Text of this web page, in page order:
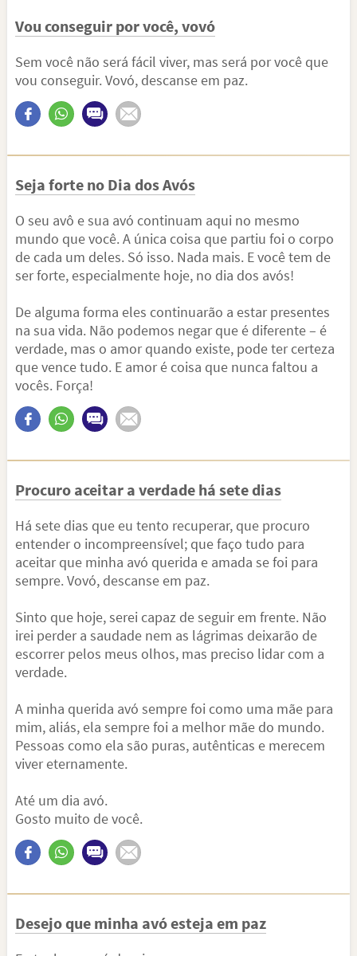
Vou conseguir por você, vovó
Sem você não será fácil viver, mas será por você que
vou conseguir. Vovó, descanse em paz.
Seja forte no Dia dos Avós
O seu avô e sua avó continuam aqui no mesmo
mundo que você. A única coisa que partiu foi o corpo
de cada um deles. Só isso. Nada mais. E você tem de
ser forte, especialmente hoje, no dia dos avós!
De alguma forma eles continuarão a estar presentes
na sua vida. Não podemos negar que é diferente – é
verdade, mas o amor quando existe, pode ter certeza
que vence tudo. E amor é coisa que nunca faltou a
vocês. Força!
Procuro aceitar a verdade há sete dias
Há sete dias que eu tento recuperar, que procuro
entender o incompreensível; que faço tudo para
aceitar que minha avó querida e amada se foi para
sempre. Vovó, descanse em paz.
Sinto que hoje, serei capaz de seguir em frente. Não
irei perder a saudade nem as lágrimas deixarão de
escorrer pelos meus olhos, mas preciso lidar com a
verdade.
A minha querida avó sempre foi como uma mãe para
mim, aliás, ela sempre foi a melhor mãe do mundo.
Pessoas como ela são puras, autênticas e merecem
viver eternamente.
Até um dia avó.
Gosto muito de você.
Desejo que minha avó esteja em paz